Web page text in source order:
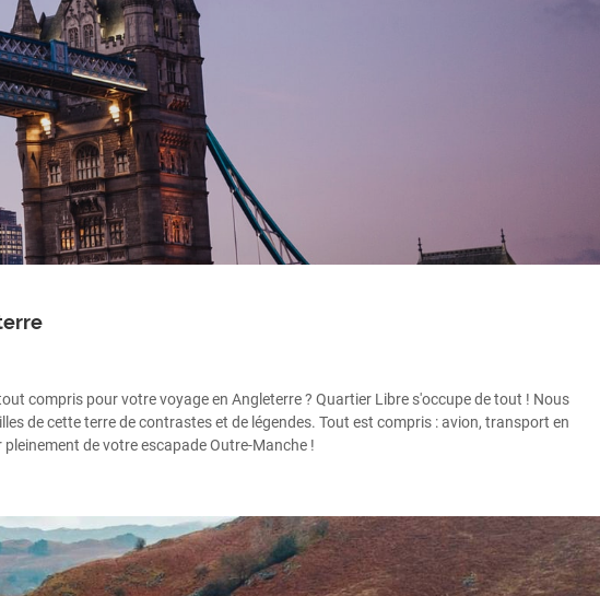
compris pour votre voyage en Angleterre ? Quartier Libre s'occupe de tout ! Nous
de cette terre de contrastes et de légendes. Tout est compris : avion, transport en
de votre escapade Outre-Manche !